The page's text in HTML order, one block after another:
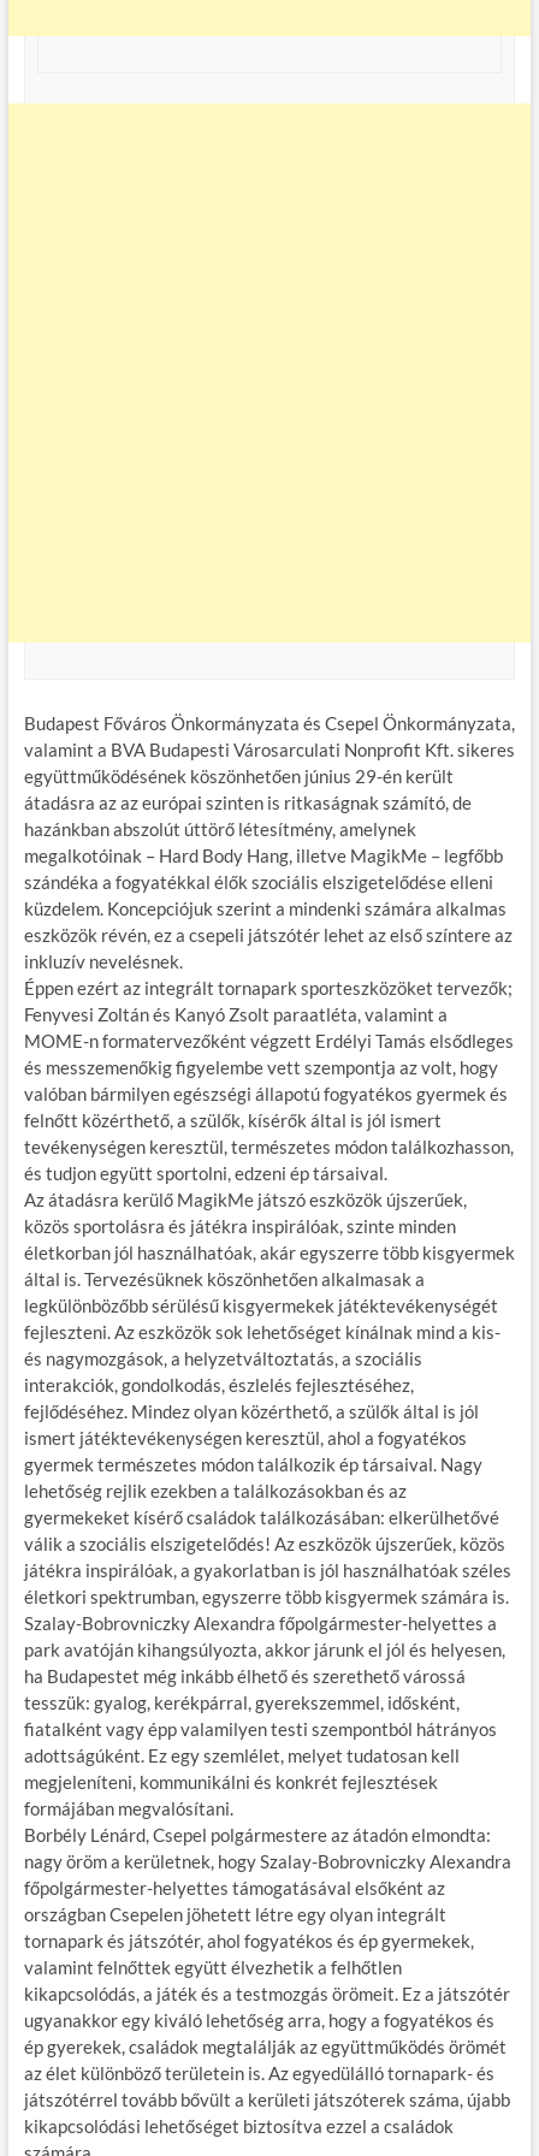
Budapest Főváros Önkormányzata és Csepel Önkormányzata,
valamint a BVA Budapesti Városarculati Nonprofit Kft. sikeres
együttműködésének köszönhetően június 29-én került
átadásra az az európai szinten is ritkaságnak számító, de
hazánkban abszolút úttörő létesítmény, amelynek
megalkotóinak – Hard Body Hang, illetve MagikMe – legfőbb
szándéka a fogyatékkal élők szociális elszigetelődése elleni
küzdelem. Koncepciójuk szerint a mindenki számára alkalmas
eszközök révén, ez a csepeli játszótér lehet az első színtere az
inkluzív nevelésnek.
Éppen ezért az integrált tornapark sporteszközöket tervezők;
Fenyvesi Zoltán és Kanyó Zsolt paraatléta, valamint a
MOME-n formatervezőként végzett Erdélyi Tamás elsődleges
és messzemenőkig figyelembe vett szempontja az volt, hogy
valóban bármilyen egészségi állapotú fogyatékos gyermek és
felnőtt közérthető, a szülők, kísérők által is jól ismert
tevékenységen keresztül, természetes módon találkozhasson,
és tudjon együtt sportolni, edzeni ép társaival.
Az átadásra kerülő MagikMe játszó eszközök újszerűek,
közös sportolásra és játékra inspirálóak, szinte minden
életkorban jól használhatóak, akár egyszerre több kisgyermek
által is. Tervezésüknek köszönhetően alkalmasak a
legkülönbözőbb sérülésű kisgyermekek játéktevékenységét
fejleszteni. Az eszközök sok lehetőséget kínálnak mind a kis-
és nagymozgások, a helyzetváltoztatás, a szociális
interakciók, gondolkodás, észlelés fejlesztéséhez,
fejlődéséhez. Mindez olyan közérthető, a szülők által is jól
ismert játéktevékenységen keresztül, ahol a fogyatékos
gyermek természetes módon találkozik ép társaival. Nagy
lehetőség rejlik ezekben a találkozásokban és az
gyermekeket kísérő családok találkozásában: elkerülhetővé
válik a szociális elszigetelődés! Az eszközök újszerűek, közös
játékra inspirálóak, a gyakorlatban is jól használhatóak széles
életkori spektrumban, egyszerre több kisgyermek számára is.
Szalay-Bobrovniczky Alexandra főpolgármester-helyettes a
park avatóján kihangsúlyozta, akkor járunk el jól és helyesen,
ha Budapestet még inkább élhető és szerethető várossá
tesszük: gyalog, kerékpárral, gyerekszemmel, idősként,
fiatalként vagy épp valamilyen testi szempontból hátrányos
adottságúként. Ez egy szemlélet, melyet tudatosan kell
megjeleníteni, kommunikálni és konkrét fejlesztések
formájában megvalósítani.
Borbély Lénárd, Csepel polgármestere az átadón elmondta:
nagy öröm a kerületnek, hogy Szalay-Bobrovniczky Alexandra
főpolgármester-helyettes támogatásával elsőként az
országban Csepelen jöhetett létre egy olyan integrált
tornapark és játszótér, ahol fogyatékos és ép gyermekek,
valamint felnőttek együtt élvezhetik a felhőtlen
kikapcsolódás, a játék és a testmozgás örömeit. Ez a játszótér
ugyanakkor egy kiváló lehetőség arra, hogy a fogyatékos és
ép gyerekek, családok megtalálják az együttműködés örömét
az élet különböző területein is. Az egyedülálló tornapark- és
játszótérrel tovább bővült a kerületi játszóterek száma, újabb
kikapcsolódási lehetőséget biztosítva ezzel a családok